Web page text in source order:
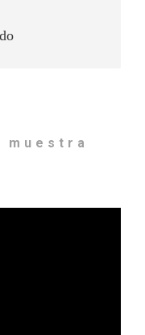
muestra